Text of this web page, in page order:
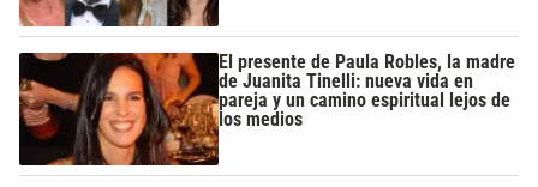
El presente de Paula Robles, la madre
de Juanita Tinelli: nueva vida en
pareja y un camino espiritual lejos de
los medios